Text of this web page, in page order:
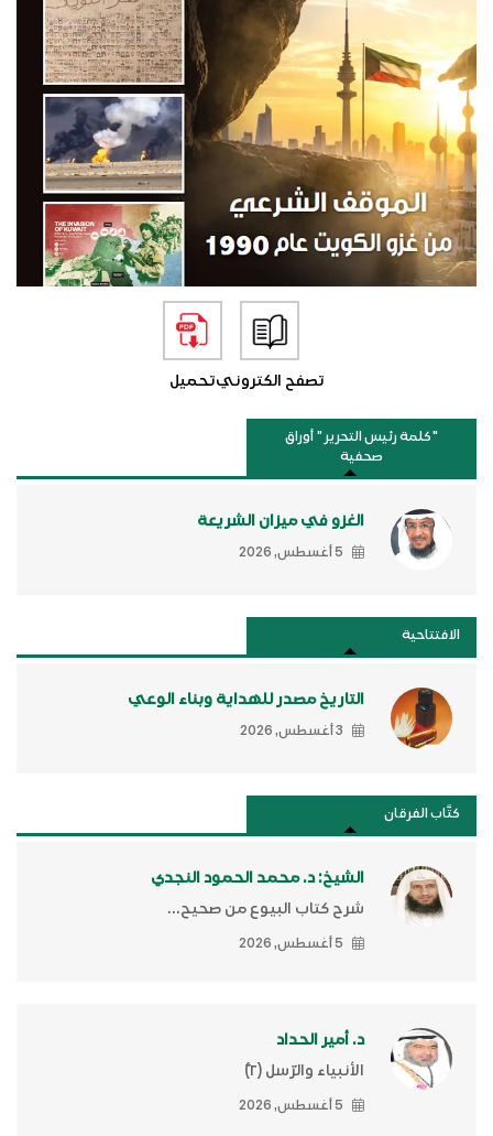
تصفح الكترونيتحميل
"كلمة رئيس التحرير " أوراق
صحفية
الغزو في ميزان الشريعة
5 أغسطس, 2026
الافتتاحية
التاريخ مصدر للهداية وبناء الوعي
3 أغسطس, 2026
كتَّاب الفرقان
الشيخ: د. محمد الحمود النجدي
شرح كتاب البيوع من صحيح...
5 أغسطس, 2026
د. أمير الحداد
الأنبياء والرّسل (٢)ّ
5 أغسطس, 2026